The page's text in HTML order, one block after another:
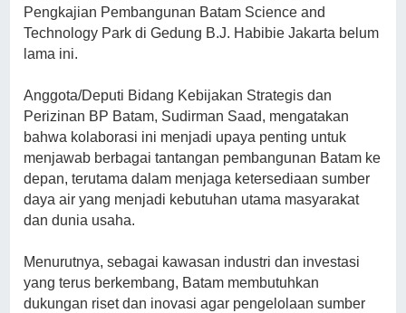
Pengkajian Pembangunan Batam Science and
Technology Park di Gedung B.J. Habibie Jakarta belum
lama ini.
Anggota/Deputi Bidang Kebijakan Strategis dan
Perizinan BP Batam, Sudirman Saad, mengatakan
bahwa kolaborasi ini menjadi upaya penting untuk
menjawab berbagai tantangan pembangunan Batam ke
depan, terutama dalam menjaga ketersediaan sumber
daya air yang menjadi kebutuhan utama masyarakat
dan dunia usaha.
Menurutnya, sebagai kawasan industri dan investasi
yang terus berkembang, Batam membutuhkan
dukungan riset dan inovasi agar pengelolaan sumber